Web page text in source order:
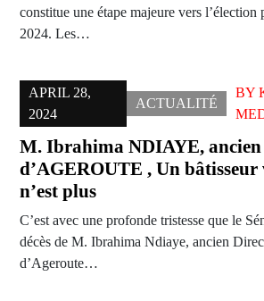
constitue une étape majeure vers l’élection
2024. Les…
APRIL 28,
2024
ACTUALITÉ
BY
M. Ibrahima NDIAYE,
d’AGEROUTE , Un
n’est plus
C’est avec une profonde tristesse que le
décès de M. Ibrahima Ndiaye, ancien
d’Ageroute…